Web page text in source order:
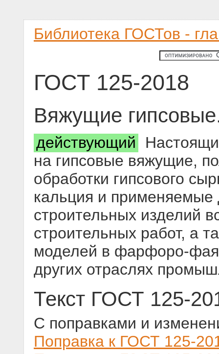
Библиотека ГОСТов -
ГОСТ 125-2018
Вяжущие
действующий
на гипсовые вяжущие,
обработки гипсового
кальция и применяемые
строительных изделий
строительных работ, а
моделей в фарфоро-
других отраслях
Текст ГОСТ 125-
С поправками и
Поправка к ГОСТ 125-